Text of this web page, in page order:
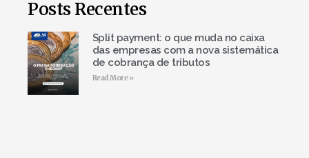
Posts Recentes
Split payment: o que muda no caixa
das empresas com a nova sistemática
de cobrança de tributos
Read More »